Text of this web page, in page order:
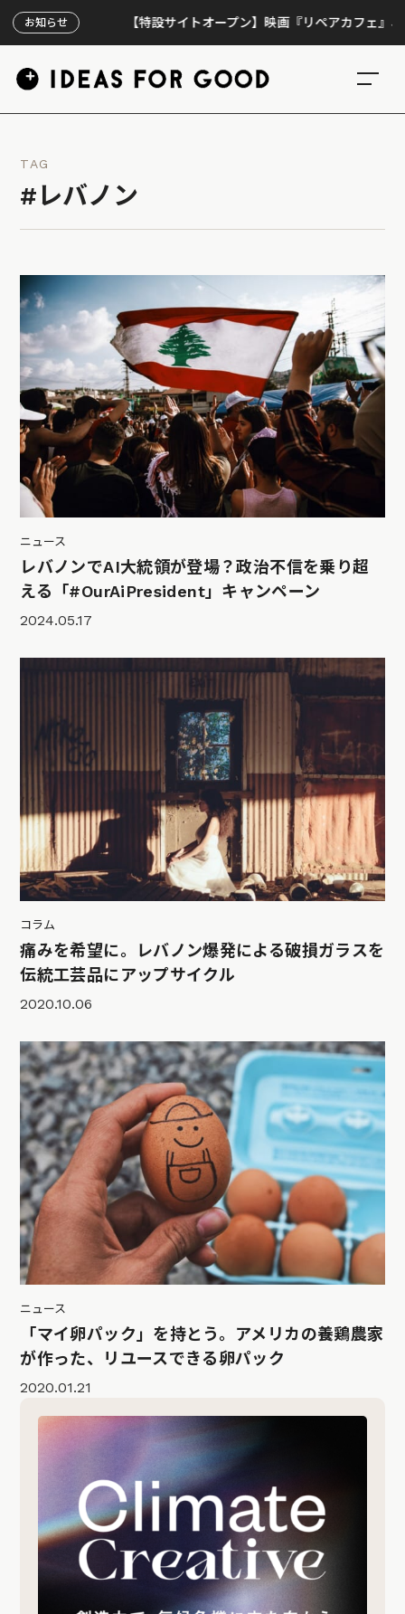
お知らせ 【特設サイトオープン】映画『リペアカフェ』、上映
TAG
#レバノン
ニュース
レバノンでAI大統領が登場？政治不信を乗り超
える「#OurAiPresident」キャンペーン
2024.05.17
コラム
痛みを希望に。レバノン爆発による破損ガラスを
伝統工芸品にアップサイクル
2020.10.06
ニュース
「マイ卵パック」を持とう。アメリカの養鶏農家
が作った、リユースできる卵パック
2020.01.21